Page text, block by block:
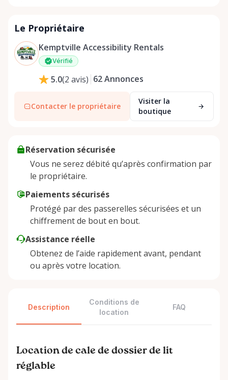
Le Propriétaire
Kemptville Accessibility Rentals
Vérifié
5.0(2 avis) 62Annonces
Contacter le propriétaire
Visiter la
boutique
Réservation sécurisée
Vous ne serez débité qu’après confirmation par
le propriétaire.
Paiements sécurisés
Protégé par des passerelles sécurisées et un
chiffrement de bout en bout.
Assistance réelle
Obtenez de l’aide rapidement avant, pendant
ou après votre location.
Description
Conditions de
location
FAQ
Location de cale de dossier de lit
réglable